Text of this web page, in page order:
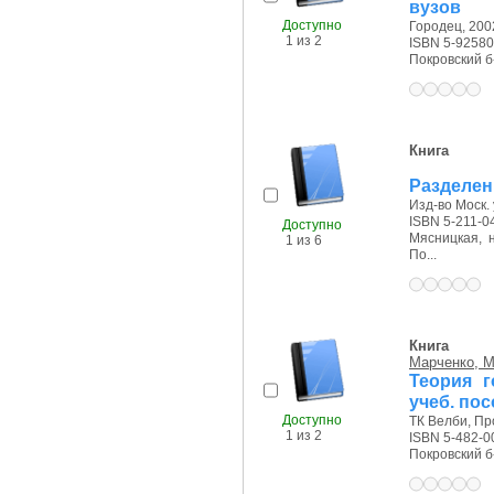
Доступно
1 из 2
вузов
Городец,
ISBN 5-
Покровский
Доступно
1 из 6
Книга
Изд-во Моск.
ISBN 5-211-
Мясницкая,
По...
Доступно
1 из 2
Книга
Марченко,
Теория
учеб.
ТК Велби,
ISBN 5-482-
Покровский